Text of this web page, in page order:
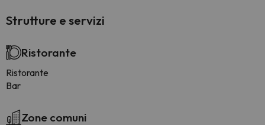
Strutture e servizi
Ristorante
Ristorante
Bar
Zone comuni